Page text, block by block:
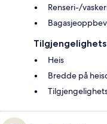
Renseri-/
Heis
Bredde på